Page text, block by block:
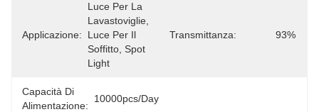
Applicazione:
Luce Per La
Lavastoviglie,
Luce Per Il
Soffitto, Spot
Light
Transmittanza: 93%
Capacità Di
Alimentazione:
10000pcs/day